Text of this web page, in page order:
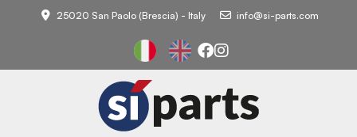
25020 San Paolo (Brescia) - Italy info@si-parts.com